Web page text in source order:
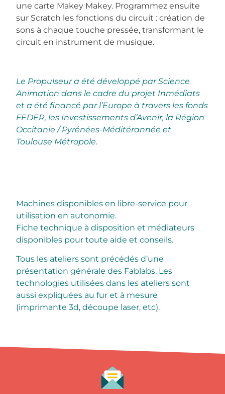
une carte Makey Makey. Programmez ensuite
sur Scratch les fonctions du circuit : création de
sons à chaque touche pressée, transformant le
circuit en instrument de musique.
Le Propulseur a été développé par Science
Animation dans le cadre du projet Inmédiats
et a été financé par l’Europe à travers les fonds
FEDER, les Investissements d’Avenir, la Région
Occitanie / Pyrénées-Méditérannée et
Toulouse Métropole.
Machines disponibles en libre-service pour
utilisation en autonomie.
Fiche technique à disposition et médiateurs
disponibles pour toute aide et conseils.
Tous les ateliers sont précédés d’une
présentation générale des Fablabs. Les
technologies utilisées dans les ateliers sont
aussi expliquées au fur et à mesure
(imprimante 3d, découpe laser, etc).